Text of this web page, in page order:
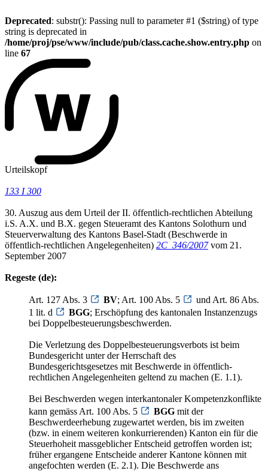
Deprecated: substr(): Passing null to parameter #1 ($string) of type
string is deprecated in
/home/proj/pse/www/include/pub/class.cache.show.entry.php on
line 67
Urteilskopf
133 I 300
30. Auszug aus dem Urteil der II. öffentlich-rechtlichen Abteilung
i.S. A.X. und B.X. gegen Steueramt des Kantons Solothurn und
Steuerverwaltung des Kantons Basel-Stadt (Beschwerde in
öffentlich-rechtlichen Angelegenheiten) 2C_346/2007vom 21.
September 2007
Regeste (de):
Art. 127 Abs. 3 BV; Art. 100 Abs. 5
und Art. 86 Abs.
1 lit. d
BGG; Erschöpfung des kantonalen Instanzenzugs
bei Doppelbesteuerungsbeschwerden.
Die Verletzung des Doppelbesteuerungsverbots ist beim
Bundesgericht unter der Herrschaft des
Bundesgerichtsgesetzes mit Beschwerde in öffentlich-
rechtlichen Angelegenheiten geltend zu machen (E. 1.1).
Bei Beschwerden wegen interkantonaler Kompetenzkonflikte
kann gemäss Art. 100 Abs. 5
BGG mit der
Beschwerdeerhebung zugewartet werden, bis im zweiten
(bzw. in einem weiteren konkurrierenden) Kanton ein für die
Steuerhoheit massgeblicher Entscheid getroffen worden ist;
früher ergangene Entscheide anderer Kantone können mit
angefochten werden (E. 2.1). Die Beschwerde ans